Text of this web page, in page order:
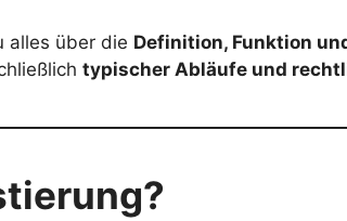
alles über die Definition, Funktion
typischer Abläufe und